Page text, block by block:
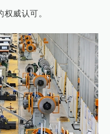
威认可。